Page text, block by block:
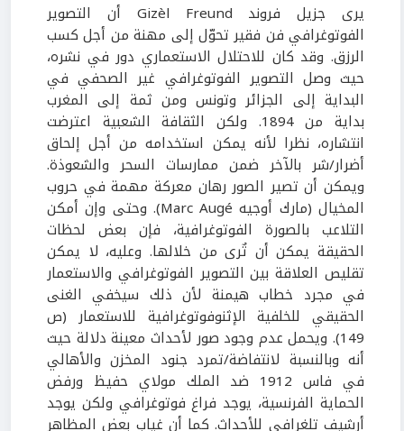
يرى جزيل فروند Gizèl Freund أن التصوير
الفوتوغرافي فن فقير تحوّل إلى مهنة من أجل كسب
الرزق. وقد كان للاحتلال الاستعماري دور في نشره،
حيث وصل التصوير الفوتوغرافي غير الصحفي في
البداية إلى الجزائر وتونس ومن ثمة إلى المغرب
بداية من 1894. ولكن الثقافة الشعبية اعترضت
انتشاره، نظرا لأنه يمكن استخدامه من أجل إلحاق
أضرار/شر بالآخر ضمن ممارسات السحر والشعوذة.
ويمكن أن تصير الصور رهان معركة مهمة في حروب
المخيال (مارك أوجيه Marc Augé). وحتى وإن أمكن
التلاعب بالصورة الفوتوغرافية، فإن بعض لحظات
الحقيقة يمكن أن تٌرى من خلالها. وعليه، لا يمكن
تقليص العلاقة بين التصوير الفوتوغرافي والاستعمار
في مجرد خطاب هيمنة لأن ذلك سيخفي الغنى
الحقيقي للخلفية الإثنوفوتوغرافية للاستعمار (ص
149). ويحمل عدم وجود صور لأحداث معينة دلالة حيث
أنه وبالنسبة لانتفاضة/تمرد جنود المخزن والأهالي
في فاس 1912 ضد الملك مولاي حفيظ ورفض
الحماية الفرنسية، يوجد فراغ فوتوغرافي ولكن يوجد
أرشيف تلغرافي للأحداث. كما أن غياب بعض المظاهر